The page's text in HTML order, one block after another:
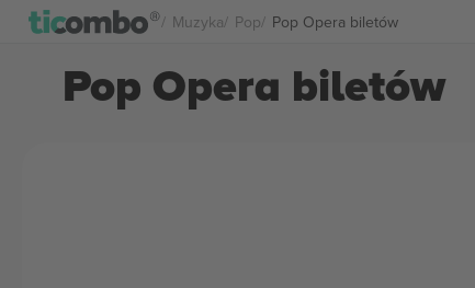
Muzyka Pop Pop Opera biletów
Pop Opera biletów